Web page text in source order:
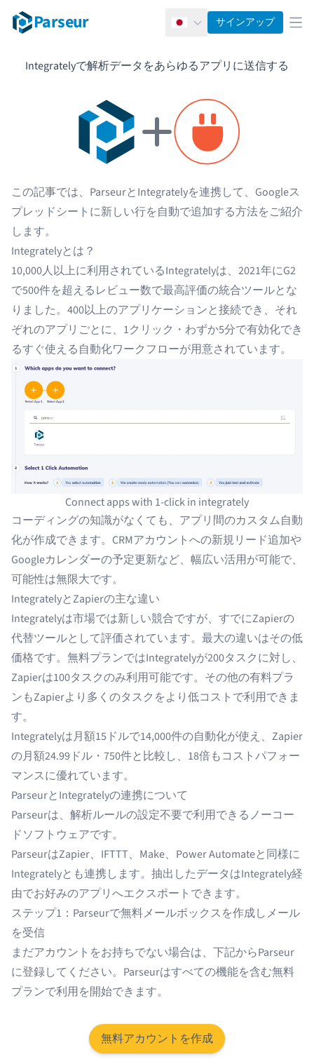
Parseur 日本語サインアップ メ
Integratelyで解析データをあらゆるアプリに送信する
この記事では、ParseurとIntegratelyを連携して、Googleス
プレッドシートに新しい行を自動で追加する方法をご紹介
します。
Integratelyとは？
10,000人以上に利用されているIntegratelyは、2021年にG2
で500件を超えるレビュー数で最高評価の統合ツールとな
りました。 400以上のアプリケーションと接続でき、それ
ぞれのアプリごとに、1クリック・わずか5分で有効化でき
るすぐ使える自動化ワークフローが用意されています。
Connect apps with 1-click in integrately
コーディングの知識がなくても、アプリ間のカスタム自動
化が作成できます。CRMアカウントへの新規リード追加や
Googleカレンダーの予定更新など、幅広い活用が可能で、
可能性は無限大です。
IntegratelyとZapierの主な違い
Integratelyは市場では新しい競合ですが、すでにZapierの
代替ツールとして評価されています。最大の違いはその低
価格です。無料プランではIntegratelyが200タスクに対し、
Zapierは100タスクのみ利用可能です。 その他の有料プラ
ンもZapierより多くのタスクをより低コストで利用できま
す。
Integratelyは月額15ドルで14,000件の自動化が使え、Zapier
の月額24.99ドル・750件と比較し、18倍もコストパフォー
マンスに優れています。
ParseurとIntegratelyの連携について
Parseurは、解析ルールの設定不要で利用できるノーコー
ドソフトウェアです。
ParseurはZapier、 IFTTT、 Make、 Power Automateと同様に
Integratelyとも連携します。抽出したデータはIntegrately経
由でお好みのアプリへエクスポートできます。
ステップ1：Parseurで無料メールボックスを作成しメール
を受信
まだアカウントをお持ちでない場合は、下記からParseur
に登録してください。Parseurはすべての機能を含む無料
プランで利用を開始できます。
無料アカウントを作成